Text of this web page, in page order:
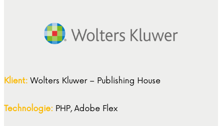
Klient: Wolters Kluwer – Publishing House
Technologie: PHP, Adobe Flex